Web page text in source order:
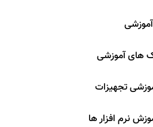
های آموزشی
تجهیزات
نرم افزار ها